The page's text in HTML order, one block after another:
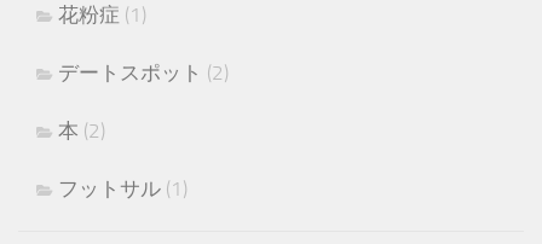
花粉症 (1)
デートスポット (2)
本 (2)
フットサル (1)